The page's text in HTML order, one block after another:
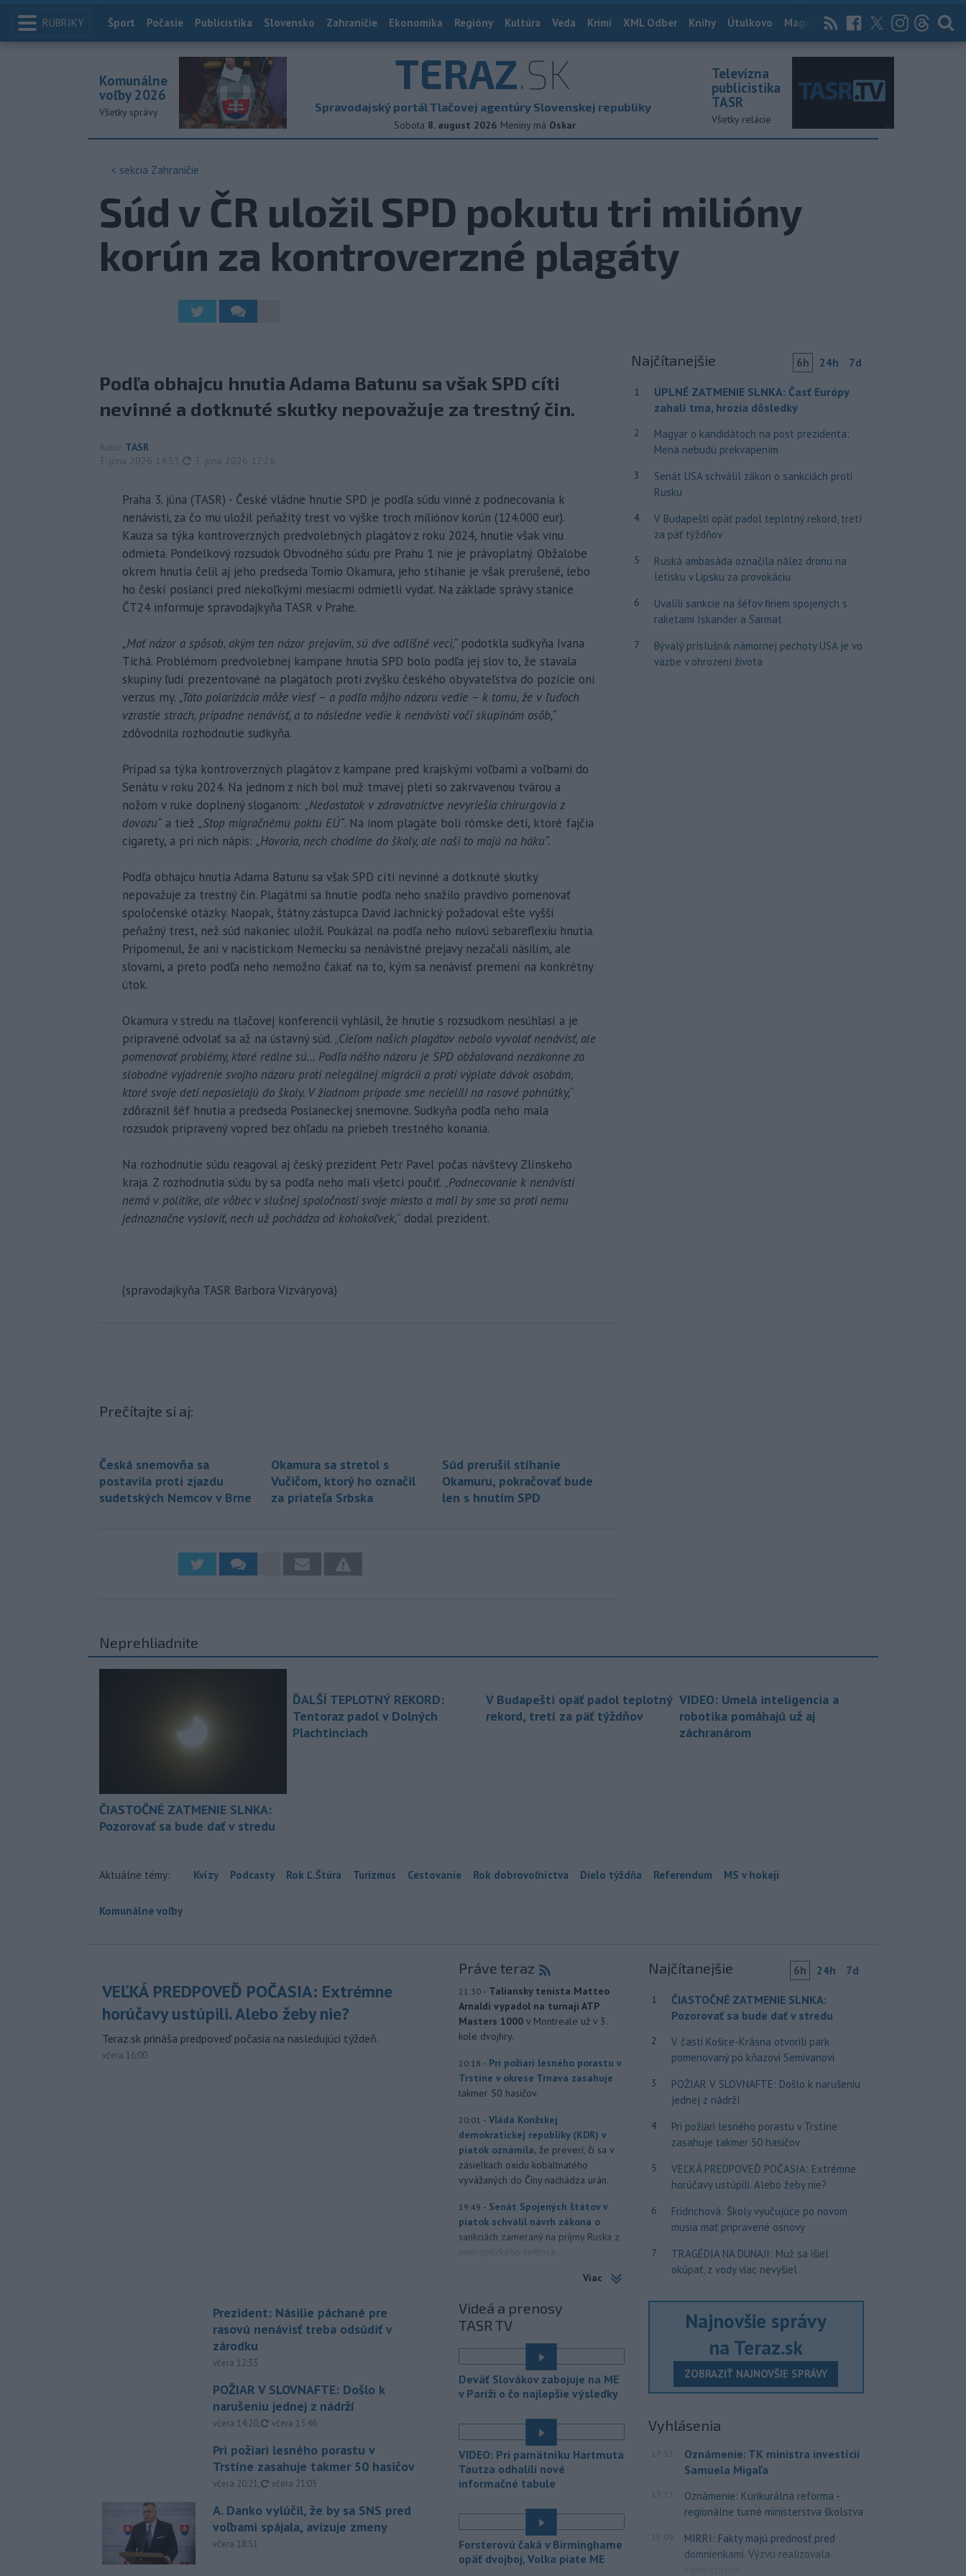
RUBRIKY Index
Šport Počasie Publicistika Slovensko Zahraničie Ekonomika Regióny Kultúra Veda Krimi XML Odber Knihy Útulkovo Magazín News Now Archív
TERAZ.SK
Spravodajský portál Tlačovej agentúry Slovenskej republiky
Sobota 8. august 2026 Meniny má Oskar
Komunálne
voľby 2026
Všetky správy
Televízna
publicistika
TASR
Všetky relácie
< sekcia Zahraničie
Súd v ČR uložil SPD pokutu tri milióny
korún za kontroverzné plagáty
Podľa obhajcu hnutia Adama Batunu sa však SPD cíti
nevinné a dotknuté skutky nepovažuje za trestný čin.
Autor TASR
3. júna 2026 14:53
aktualizované
3. júna 2026 17:26
Praha 3. júna (TASR) - České vládne hnutie SPD je podľa súdu vinné z podnecovania k
nenávisti, za čo mu uložil peňažitý trest vo výške troch miliónov korún (124.000 eur).
Kauza sa týka kontroverzných predvolebných plagátov z roku 2024, hnutie však vinu
odmieta. Pondelkový rozsudok Obvodného súdu pre Prahu 1 nie je právoplatný. Obžalobe
okrem hnutia čelil aj jeho predseda Tomio Okamura, jeho stíhanie je však prerušené, lebo
ho českí poslanci pred niekoľkými mesiacmi odmietli vydať. Na základe správy stanice
ČT24 informuje spravodajkyňa TASR v Prahe.
„Mať názor a spôsob, akým ten názor prejavím, sú dve odlišné veci,“ podotkla sudkyňa Ivana
Tichá. Problémom predvolebnej kampane hnutia SPD bolo podľa jej slov to, že stavala
skupiny ľudí prezentované na plagátoch proti zvyšku českého obyvateľstva do pozície oni
verzus my. „Táto polarizácia môže viesť – a podľa môjho názoru vedie – k tomu, že v ľuďoch
vzrastie strach, prípadne nenávisť, a to následne vedie k nenávisti voči skupinám osôb,“
zdôvodnila rozhodnutie sudkyňa.
Prípad sa týka kontroverzných plagátov z kampane pred krajskými voľbami a voľbami do
Senátu v roku 2024. Na jednom z nich bol muž tmavej pleti so zakrvavenou tvárou a
nožom v ruke doplnený sloganom: „Nedostatok v zdravotníctve nevyriešia chirurgovia z
dovozu“ a tiež „Stop migračnému paktu EÚ“. Na inom plagáte boli rómske deti, ktoré fajčia
cigarety, a pri nich nápis: „Hovoria, nech chodíme do školy, ale naši to majú na háku“.
Podľa obhajcu hnutia Adama Batunu sa však SPD cíti nevinné a dotknuté skutky
nepovažuje za trestný čin. Plagátmi sa hnutie podľa neho snažilo pravdivo pomenovať
spoločenské otázky. Naopak, štátny zástupca David Jachnický požadoval ešte vyšší
peňažný trest, než súd nakoniec uložil. Poukázal na podľa neho nulovú sebareflexiu hnutia.
Pripomenul, že ani v nacistickom Nemecku sa nenávistné prejavy nezačali násilím, ale
slovami, a preto podľa neho nemožno čakať na to, kým sa nenávisť premení na konkrétny
útok.
Okamura v stredu na tlačovej konferencii vyhlásil, že hnutie s rozsudkom nesúhlasí a je
pripravené odvolať sa až na ústavný súd. „Cieľom našich plagátov nebolo vyvolať nenávisť, ale
pomenovať problémy, ktoré reálne sú... Podľa nášho názoru je SPD obžalovaná nezákonne za
slobodné vyjadrenie svojho názoru proti nelegálnej migrácii a proti výplate dávok osobám,
ktoré svoje deti neposielajú do školy. V žiadnom prípade sme necielili na rasové pohnútky,“
zdôraznil šéf hnutia a predseda Poslaneckej snemovne. Sudkyňa podľa neho mala
rozsudok pripravený vopred bez ohľadu na priebeh trestného konania.
Na rozhodnutie súdu reagoval aj český prezident Petr Pavel počas návštevy Zlínskeho
kraja. Z rozhodnutia súdu by sa podľa neho mali všetci poučiť. „Podnecovanie k nenávisti
nemá v politike, ale vôbec v slušnej spoločnosti svoje miesto a mali by sme sa proti nemu
jednoznačne vysloviť, nech už pochádza od kohokoľvek,“ dodal prezident.
(spravodajkyňa TASR Barbora Vizváryová)
Prečítajte si aj:
Česká snemovňa sa
postavila proti zjazdu
sudetských Nemcov v Brne
Okamura sa stretol s
Vučičom, ktorý ho označil
za priateľa Srbska
Súd prerušil stíhanie
Okamuru, pokračovať bude
len s hnutím SPD
Najčítanejšie 6h 24h 7d
1
ÚPLNÉ ZATMENIE SLNKA: Časť Európy
zahalí tma, hrozia dôsledky
2
Magyar o kandidátoch na post prezidenta:
Mená nebudú prekvapením
3
Senát USA schválil zákon o sankciách proti
Rusku
4
V Budapešti opäť padol teplotný rekord, tretí
za päť týždňov
5
Ruská ambasáda označila nález dronu na
letisku v Lipsku za provokáciu
6
Uvalili sankcie na šéfov firiem spojených s
raketami Iskander a Sarmat
7
Bývalý príslušník námornej pechoty USA je vo
väzbe v ohrození života
Neprehliadnite
ČIASTOČNÉ ZATMENIE SLNKA:
Pozorovať sa bude dať v stredu
ĎALŠÍ TEPLOTNÝ REKORD:
Tentoraz padol v Dolných
Plachtinciach
V Budapešti opäť padol teplotný
rekord, tretí za päť týždňov
VIDEO: Umelá inteligencia a
robotika pomáhajú už aj
záchranárom
Aktuálne témy: Kvízy Podcasty Rok Ľ.Štúra Turizmus Cestovanie Rok dobrovoľníctva Dielo týždňa Referendum MS v hokeji
Komunálne voľby
VEĽKÁ PREDPOVEĎ POČASIA: Extrémne
horúčavy ustúpili. Alebo žeby nie?
Teraz.sk prináša predpoveď počasia na nasledujúci týždeň.
včera 16:00
Prezident: Násilie páchané pre
rasovú nenávisť treba odsúdiť v
zárodku
včera 12:33
POŽIAR V SLOVNAFTE: Došlo k
narušeniu jednej z nádrží
včera 14:20, aktualizované
včera 15:46
Pri požiari lesného porastu v
Trstíne zasahuje takmer 50 hasičov
včera 20:21, aktualizované
včera 21:05
A. Danko vylúčil, že by sa SNS pred
voľbami spájala, avizuje zmeny
včera 18:51
Práve teraz
21:30 - Taliansky tenista Matteo
Arnaldi vypadol na turnaji ATP
Masters 1000 v Montreale už v 3.
kole dvojhry.
20:18 - Pri požiari lesného porastu v
Trstíne v okrese Trnava zasahuje
takmer 50 hasičov.
20:01 - Vláda Konžskej
demokratickej republiky (KDR) v
piatok oznámila, že preverí, či sa v
zásielkach oxidu kobaltnatého
vyvážaných do Číny nachádza urán.
19:49 - Senát Spojených štátov v
piatok schválil návrh zákona o
sankciách zameraný na príjmy Ruska z
energetického sektora.
Slovenská polícia prispela k
ktorý sa podarilo ukončiť
právoplatným odsúdením páchateľa v
15:21 - Piatkový požiar v
bratislavskej rafinérii Slovnaft je
pod kontrolou.Príčina jeho vzniku
TASR to potvrdil hovorca rafinérie
Anton Molnár.
15:17 - Ministerstvo kultúry (MK) SR
upraví verziu opatrenia o
pôsobnosti rezortu.
14:17 -
V bratislavskej rafinérii
Slovnaft horí uskladnený ropný
produkt.
TASR o tom informovala
Viac
Videá a prenosy
TASR TV
Deväť Slovákov zabojuje na ME
v Paríži o čo najlepšie výsledky
VIDEO: Pri pamätníku Hartmuta
Tautza odhalili nové
informačné tabule
Forsterovú čaká v Birminghame
opäť dvojboj, Volka piate ME
Najčítanejšie 6h 24h 7d
1
ČIASTOČNÉ ZATMENIE SLNKA:
Pozorovať sa bude dať v stredu
2
V časti Košice-Krásna otvorili park
pomenovaný po kňazovi Semivanovi
3
POŽIAR V SLOVNAFTE: Došlo k narušeniu
jednej z nádrží
4
Pri požiari lesného porastu v Trstíne
zasahuje takmer 50 hasičov
5
VEĽKÁ PREDPOVEĎ POČASIA: Extrémne
horúčavy ustúpili. Alebo žeby nie?
6
Fridrichová: Školy vyučujúce po novom
musia mať pripravené osnovy
7
TRAGÉDIA NA DUNAJI: Muž sa išiel
okúpať, z vody viac nevyšiel
Najnovšie správy
na Teraz.sk
ZOBRAZIŤ NAJNOVŠIE SPRÁVY
Vyhlásenia
17:32
Oznámenie: TK ministra investícií
Samuela Migaľa
17:17
Oznámenie: Kurikurálna reforma -
regionálne turné ministerstva školstva
15:09
MIRRI: Fakty majú prednosť pred
domnienkami. Výzvu realizovala
samostatná...